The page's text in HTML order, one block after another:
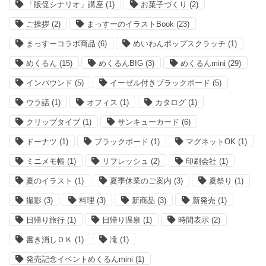
「販促シナリオ」講座 (1) お菓子づくり (2)
ご挨拶 (2) まっすーのイラストBook (23)
まっすーコラボ商品 (6) めいわんポップスクラッチ (1)
めくるん (15) めくるんBIG (3) めくるんmini (29)
インバウンド (5) イーゼル付きブラックボード (5)
ウラ話 (1) オフィス (1) カタログ (1)
クリップタイプ(1) サンキューカード (6)
ドーナツ (1) ブラックボード (1) マグネットOK (1)
ミニメモ帳 (1) リフレッシュ (2) 印刷会社 (1)
夏のイラスト (1) 夏季休業のご案内 (3) 夏祭り (1)
撮影 (3) 料理 (3) 新商品 (3) 新発売 (1)
日帰り旅行 (1) 日帰り温泉 (1) 時間表示 (2)
書き消しＯＫ (1) 滝 (1)
発売記念イベントめくるんmini (1)